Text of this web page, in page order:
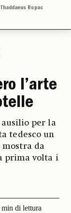
Ropac
l’arte
ausilio per la
tedesco un
mostra da
prima volta i
di lettura